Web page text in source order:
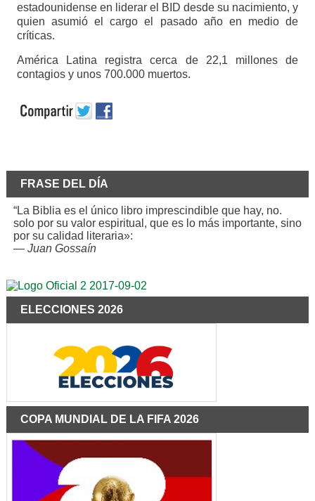
estadounidense en liderar el BID desde su nacimiento, y
quien asumió el cargo el pasado año en medio de
críticas.
América Latina registra cerca de 22,1 millones de
contagios y unos 700.000 muertos.
FRASE DEL DÍA
“La Biblia es el único libro imprescindible que hay, no.
solo por su valor espiritual, que es lo más importante, sino
por su calidad literaria»:
— Juan Gossaín
ELECCIONES 2026
COPA MUNDIAL DE LA FIFA 2026